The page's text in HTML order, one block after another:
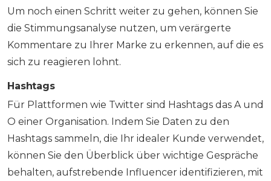
Um noch einen Schritt weiter zu gehen, können Sie
die Stimmungsanalyse nutzen, um verärgerte
Kommentare zu Ihrer Marke zu erkennen, auf die es
sich zu reagieren lohnt.
Hashtags
Für Plattformen wie Twitter sind Hashtags das A und
O einer Organisation. Indem Sie Daten zu den
Hashtags sammeln, die Ihr idealer Kunde verwendet,
können Sie den Überblick über wichtige Gespräche
behalten, aufstrebende Influencer identifizieren, mit